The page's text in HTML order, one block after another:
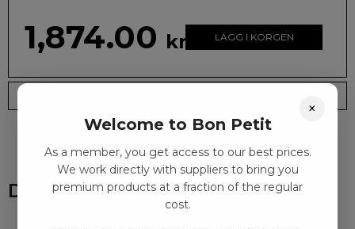
1,874.00 kr LÄGG I KORGEN
Du kanske också gillar
×
Welcome to Bon Petit
As a member, you get access to our best prices.
We work directly with suppliers to bring you
premium products at a fraction of the regular
cost.